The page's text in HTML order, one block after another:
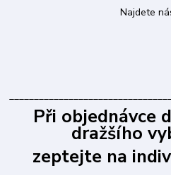
Najdete
Při objednávce
dražšího
zeptejte na